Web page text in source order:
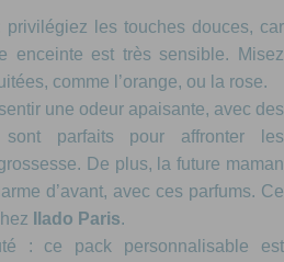
les touches douces, car
enceinte est très sensible. Misez
comme l’orange, ou la rose.
une odeur apaisante, avec des
sont parfaits pour affronter les
De plus, la future maman
d’avant, avec ces parfums. Ce
Ilado Paris.
: ce pack personnalisable est